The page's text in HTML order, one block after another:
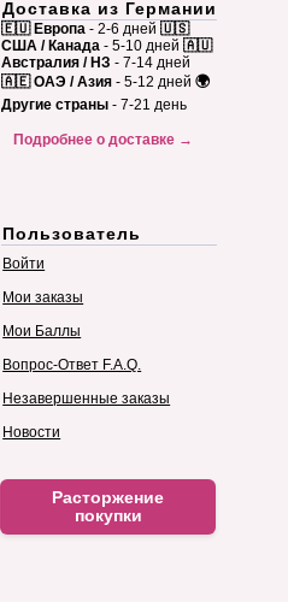
Доставка из Германии
🇪🇺 Европа - 2-6 дней 🇺🇸
США / Канада - 5-10 дней 🇦🇺
Австралия / НЗ - 7-14 дней
🇦🇪 ОАЭ / Азия - 5-12 дней 🌍
Другие страны - 7-21 день
Подробнее о доставке →
Пользователь
Войти
Мои заказы
Мои Баллы
Вопрос-Ответ F.A.Q.
Незавершенные заказы
Новости
Расторжение
покупки